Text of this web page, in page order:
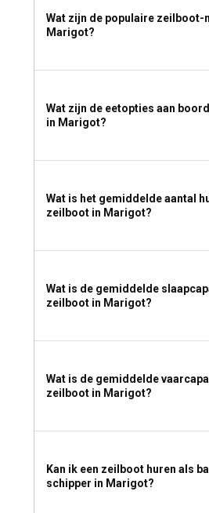
Wat zijn de populaire zeilboot-
Marigot?
Wat zijn de eetopties aan
in Marigot?
Wat is het gemiddelde aantal
zeilboot in Marigot?
Wat is de gemiddelde
zeilboot in Marigot?
Wat is de gemiddelde
zeilboot in Marigot?
Kan ik een zeilboot huren als
schipper in Marigot?